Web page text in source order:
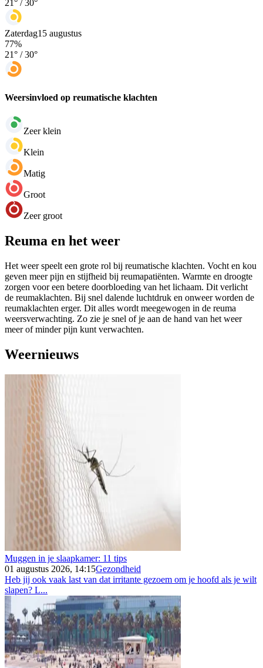
21 ° / 30°
Zaterdag15 augustus
77%
21° /30°
Weersinvloed op reumatische klachten
Zeer klein
Klein
Matig
Groot
Zeer groot
Reuma en het weer
Het weer speelt een grote rol bij reumatische klachten. Vocht en kou
geven meer pijn en stijfheid bij reumapatiënten. Warmte en droogte
zorgen voor een betere doorbloeding van het lichaam. Dit verlicht
de reumaklachten. Bij snel dalende luchtdruk en onweer worden de
reumaklachten erger. Dit alles wordt meegewogen in de reuma
weersverwachting. Zo zie je snel of je aan de hand van het weer
meer of minder pijn kunt verwachten.
Weernieuws
Muggen in je slaapkamer: 11 tips
01 augustus 2026, 14:15Gezondheid
Heb jij ook vaak last van dat irritante gezoem om je hoofd als je wilt
slapen? L...